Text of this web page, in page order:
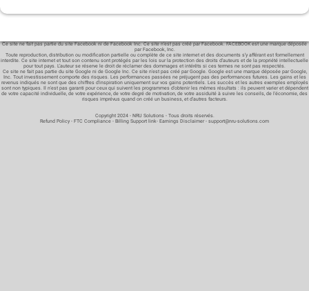
Ce site ne fait pas partie du site Facebook ni de Facebook Inc. Ce site n’est pas créé par Facebook. FACEBOOK est une marque déposée
par Facebook, Inc.
Toute reproduction, distribution ou modification partielle ou complète de ce site internet et des documents s’y afférant est formellement
interdite. Ce site internet et tout son contenu sont protégés par les lois sur la protection des droits d’auteurs et de la propriété intellectuelle
pour tout pays. L’auteur se réserve le droit de réclamer des dommages et intérêts si ces termes ne sont pas respectés.
Ce site ne fait pas partie du site Google ni de Google Inc. Ce site n'est pas créé par Google. Google est une marque déposée par Google,
Inc. Tout investissement comporte des risques. Les performances passées ne préjugent pas des performances futures. Les gains et les
revenus indiqués ne sont que des chiffres d'inspiration uniquement sur vos gains potentiels. Les succès et les autres exemples employés
sont non typiques. Il n'est pas garanti pour ceux qui suivent les programmes d'obtenir les mêmes résultats : ils peuvent varier et dépendent
de votre capacité individuelle, de votre expérience, de votre degré de motivation, de votre assiduité à suivre les conseils, de l'économie, des
risques imprévus quand on créé un business, et d'autres facteurs.
Copyright 2024 - NRU Solutions - Tous droits réservés.
Refund Policy - FTC Compliance - Billing Support link- Earnings Disclaimer - support@nru-solutions.com